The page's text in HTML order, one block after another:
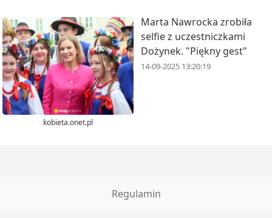
kobieta.onet.pl
Marta Nawrocka zrobiła
selfie z uczestniczkami
Dożynek. "Piękny gest"
14-09-2025 13:20:19
Regulamin